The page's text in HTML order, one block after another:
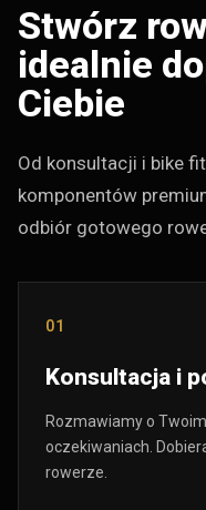
Stwórz
idealnie
Ciebie
Od konsultacji i bike
komponentów
odbiór gotowego
01
Konsultacja i
Rozmawiamy o
oczekiwaniach.
rowerze.